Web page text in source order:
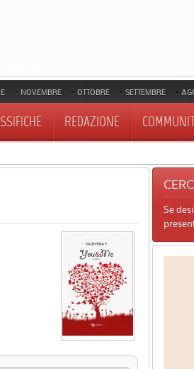
NOVEMBRE OTTOBRE SETTEMBRE
REDAZIONE
Se